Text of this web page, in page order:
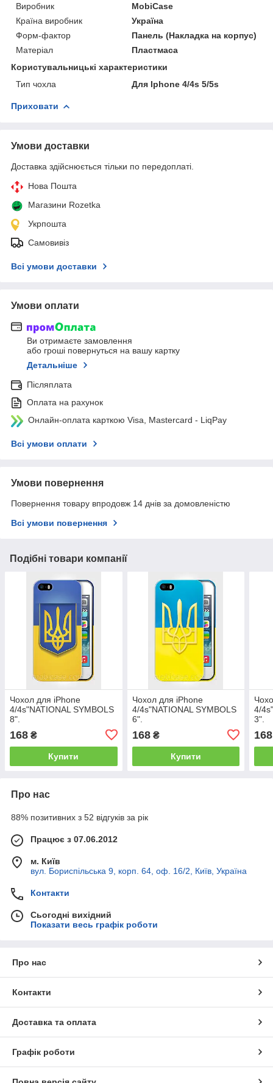
Виробник
MobiCase
Країна виробник
Україна
Форм-фактор
Панель (Накладка на корпус)
Матеріал
Пластмаса
Користувальницькі характеристики
Тип чохла
Для Iphone 4/4s 5/5s
Приховати
Умови доставки
Доставка здійснюється тільки по передоплаті.
Нова Пошта
Магазини Rozetka
Укрпошта
Самовивіз
Всі умови доставки
Умови оплати
Ви отримаєте замовлення
або гроші повернуться на вашу картку
Детальніше
Післяплата
Оплата на рахунок
Онлайн-оплата карткою Visa, Mastercard - LiqPay
Всі умови оплати
Умови повернення
Повернення товару впродовж 14 днів за домовленістю
Всі умови повернення
Подібні товари компанії
Чохол для iPhone
4/4s"NATIONAL SYMBOLS
8".
168 ₴
Купити
Чохол для iPhone
4/4s"NATIONAL SYMBOLS
6".
168₴
Купити
4/
3".
168
Про нас
88% позитивних з 52 відгуків за рік
Працює з 07.06.2012
м. Київ
вул. Бориспільська 9, корп. 64, оф. 16/2, Київ, Україна
Контакти
Сьогодні вихідний
Показати весь графік роботи
Про нас
Контакти
Доставка та оплата
Графік роботи